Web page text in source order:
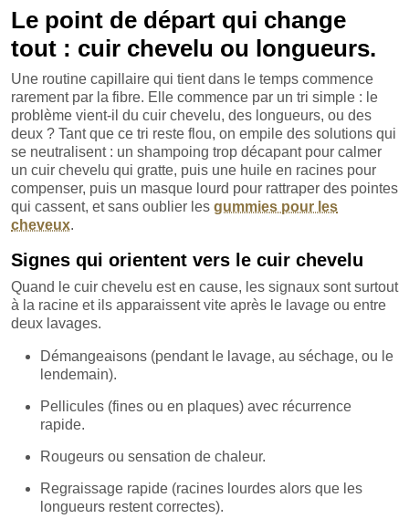
Le point de départ qui change
tout : cuir chevelu ou longueurs.
Une routine capillaire qui tient dans le temps commence
rarement par la fibre. Elle commence par un tri simple : le
problème vient-il du cuir chevelu, des longueurs, ou des
deux ? Tant que ce tri reste flou, on empile des solutions qui
se neutralisent : un shampoing trop décapant pour calmer
un cuir chevelu qui gratte, puis une huile en racines pour
compenser, puis un masque lourd pour rattraper des pointes
qui cassent, et sans oublier les gummies pour les
cheveux.
Signes qui orientent vers le cuir chevelu
Quand le cuir chevelu est en cause, les signaux sont surtout
à la racine et ils apparaissent vite après le lavage ou entre
deux lavages.
Démangeaisons (pendant le lavage, au séchage, ou le
lendemain).
Pellicules (fines ou en plaques) avec récurrence
rapide.
Rougeurs ou sensation de chaleur.
Regraissage rapide (racines lourdes alors que les
longueurs restent correctes).